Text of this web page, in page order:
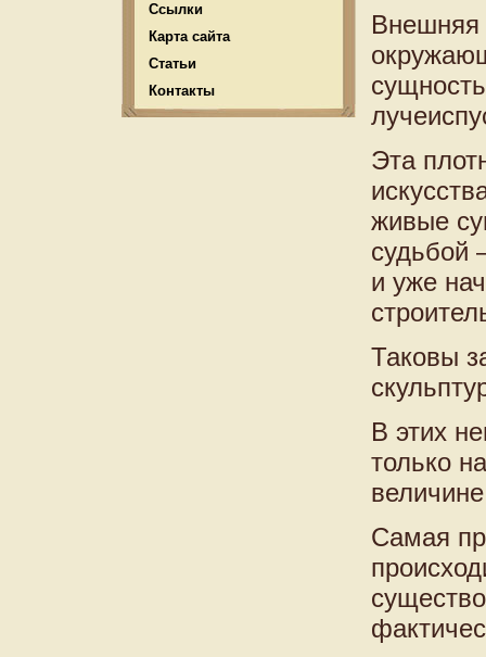
Ссылки
Карта сайта
Статьи
Контакты
Внешняя
Эта
живые
судьбой
и уже
Таковы
В этих
только
Самая